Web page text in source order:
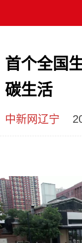
首个全国
碳生活
中新网辽宁